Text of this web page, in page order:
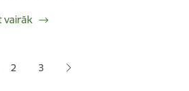
vairāk
lapa
Lapa
2 Lapa
3